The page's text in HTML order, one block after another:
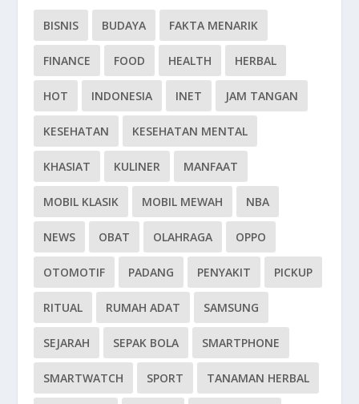
BISNIS BUDAYA FAKTA MENARIK
FINANCE FOOD HEALTH HERBAL
HOT INDONESIA INET JAM TANGAN
KESEHATAN KESEHATAN MENTAL
KHASIAT KULINER MANFAAT
MOBIL KLASIK MOBIL MEWAH NBA
NEWS OBAT OLAHRAGA OPPO
OTOMOTIF PADANG PENYAKIT PICKUP
RITUAL RUMAH ADAT SAMSUNG
SEJARAH SEPAK BOLA SMARTPHONE
SMARTWATCH SPORT TANAMAN HERBAL